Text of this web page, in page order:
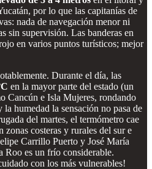
por lo que las capitanías de
nada de navegación menor ni
sin supervisión. Las banderas en
en varios puntos turísticos; mejor
Durante el día, las
en la mayor parte del estado (un
Cancún e Isla Mujeres, rondando
humedad la sensación no pasa de
del martes, el termómetro cae
zonas costeras y rurales del sur e
Carrillo Puerto y José María
Roo es un frío considerable.
con los más vulnerables!